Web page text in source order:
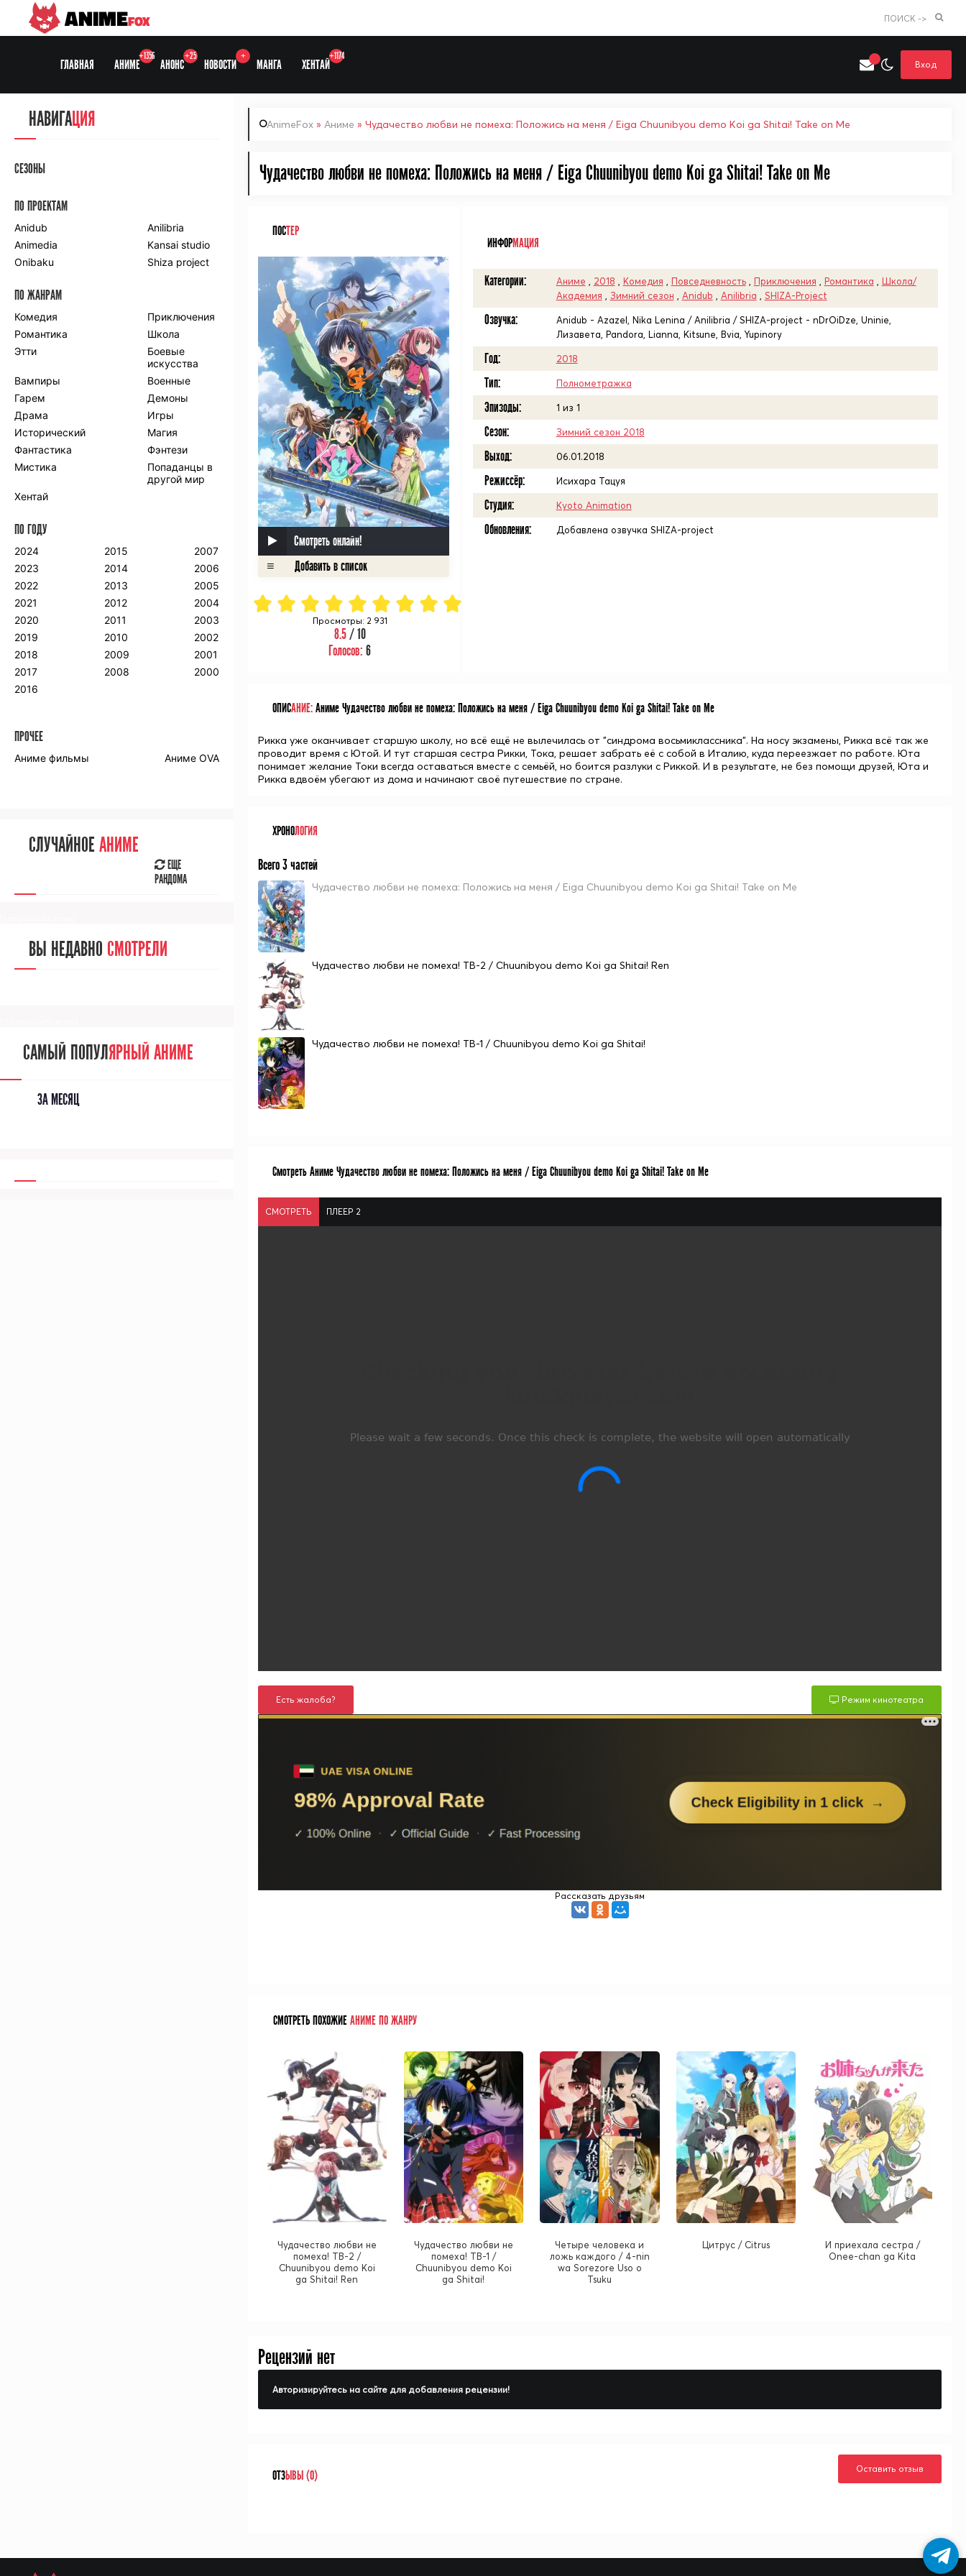
Искать только в категории
Выберите одну категорию для поиска Аниме Хентай
ANIMEFOX ПОИСК ->
ГЛАВНАЯ АНИМЕ
+1356
АНОНС
+25
НОВОСТИ
+
МАНГА ХЕНТАЙ
+1174
Вход
AnimeFox » Аниме » Чудачество любви не помеха: Положись на меня / Eiga Chuunibyou demo Koi ga Shitai! Take on Me
Чудачество любви не помеха: Положись на меня / Eiga Chuunibyou demo Koi ga Shitai! Take on Me
ПОСТЕР
Смотреть онлайн!
Просмотры: 2 931
8.5/ 10
Голосов:6
ИНФОРМАЦИЯ
Категории: Аниме 2018 Комедия Повседневность, Приключения Романтика
Школа/
Академия
Зимний сезон Anidub Anilibria SHIZA-Project
Озвучка:
Anidub - Azazel, Nika Lenina / Anilibria / SHIZA-project - nDrOiDze, Uninie,
Лизавета, Pandora, Lianna, Kitsune, Bvia, Yupinory
Год: 2018
Тип: Полнометражка
Эпизоды: 1 из 1
Сезон: Зимний сезон 2018
Выход: 06.01.2018
Режиссёр: Исихара Тацуя
Студия: Kyoto Animation
Обновления: Добавлена озвучка SHIZA-project
ОПИСАНИЕ:Аниме Чудачество любви не помеха: Положись на меня / Eiga Chuunibyou demo Koi ga Shitai! Take on Me
Рикка уже оканчивает старшую школу, но всё ещё не вылечилась от "синдрома восьмиклассника". На носу экзамены, Рикка всё так же
проводит время с Ютой. И тут старшая сестра Рикки, Тока, решает забрать её с собой в Италию, куда переезжает по работе. Юта
понимает желание Токи всегда оставаться вместе с семьёй, но боится разлуки с Риккой. И в результате, не без помощи друзей, Юта и
Рикка вдвоём убегают из дома и начинают своё путешествие по стране.
ХРОНОЛОГИЯ
Всего 3 частей
Чудачество любви не помеха: Положись на меня / Eiga Chuunibyou demo Koi ga Shitai! Take on Me
Чудачество любви не помеха! ТВ-2 / Chuunibyou demo Koi ga Shitai! Ren
Чудачество любви не помеха! ТВ-1 / Chuunibyou demo Koi ga Shitai!
Смотреть Аниме Чудачество любви не помеха: Положись на меня / Eiga Chuunibyou demo Koi ga Shitai! Take on Me
СМОТРЕТЬ ПЛЕЕР 2
Есть жалоба? Режим кинотеатра
Рассказать друзьям
СМОТРЕТЬ ПОХОЖИЕАНИМЕ ПО ЖАНРУ
Чудачество любви не
помеха! ТВ-2 /
Chuunibyou demo Koi
ga Shitai! Ren
Чудачество любви не
помеха! ТВ-1 /
Chuunibyou demo Koi
ga Shitai!
Четыре человека и
ложь каждого / 4-nin
wa Sorezore Uso o
Tsuku
Цитрус / Citrus
И приехала сестра /
Onee-chan ga Kita
Рецензий нет
Авторизируйтесь на сайте для добавления рецензии!
ОТЗЫВЫ (0) Оставить отзыв
НАВИГАЦИЯ
СЕЗОНЫ
ПО ПРОЕКТАМ
Anidub
Anilibria
Animedia
Kansai studio
Onibaku
Shiza project
ПО ЖАНРАМ
Комедия
Приключения
Романтика
Школа
Этти
Боевые
искусства
Вампиры
Военные
Гарем
Демоны
Драма
Игры
Исторический
Магия
Фантастика
Фэнтези
Мистика
Попаданцы в
другой мир
Хентай
ПО ГОДУ
2024
2023
2022
2021
2020
2019
2018
2017
2016
2015
2014
2013
2012
2011
2010
2009
2008
2007
2006
2005
2004
2003
2002
2001
2000
ПРОЧЕЕ
Аниме фильмы Аниме OVA
СЛУЧАЙНОЕ АНИМЕ
ЕЩЕ
РАНДОМА
ВЫ НЕДАВНО СМОТРЕЛИ
САМЫЙ ПОПУЛЯРНЫЙ АНИМЕ
ЗА МЕСЯЦ